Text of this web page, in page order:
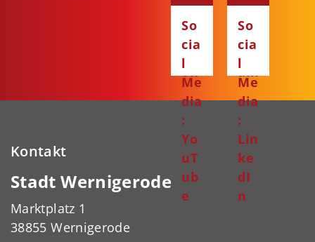
ce
bo
ok
ta
gr
am
So
cia
l
Me
dia
:
Yo
uT
ub
e
So
cia
l
Me
dia
:
Lin
ke
dI
n
Kontakt
Stadt Wernigerode
Marktplatz 1
38855 Wernigerode